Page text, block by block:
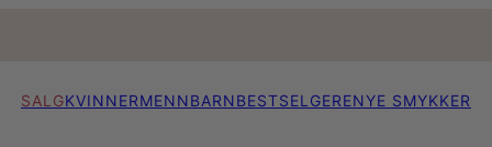
SALGKVINNERMENNBARNBESTSELGERENYE SMYKKER